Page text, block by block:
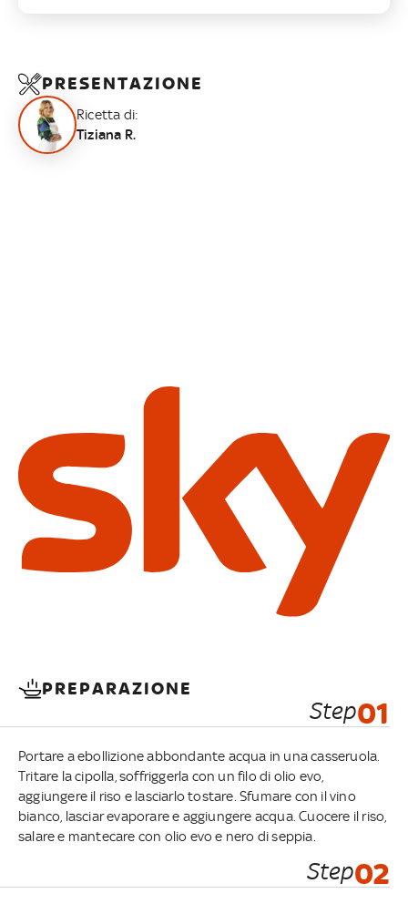
PRESENTAZIONE
Ricetta di:
Tiziana R.
PREPARAZIONE
Step01
Portare a ebollizione abbondante acqua in una casseruola.
Tritare la cipolla, soffriggerla con un filo di olio evo,
aggiungere il riso e lasciarlo tostare. Sfumare con il vino
bianco, lasciar evaporare e aggiungere acqua. Cuocere il riso,
salare e mantecare con olio evo e nero di seppia.
Step02